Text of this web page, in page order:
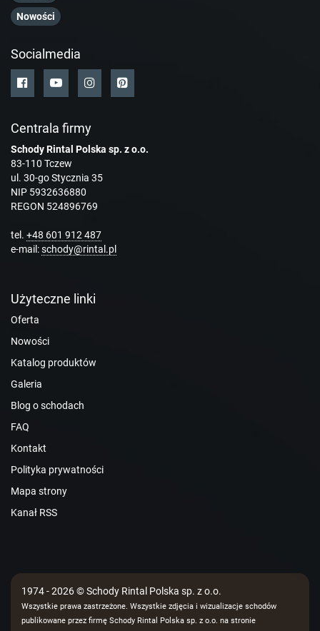
Nowości
Socialmedia
Centrala firmy
Schody Rintal Polska sp. z o.o.
83-110 Tczew
ul. 30-go Stycznia 35
NIP 5932636880
REGON 524896769
tel. +48 601 912 487
e-mail:schody@rintal.pl
Użyteczne linki
Oferta
Nowości
Katalog produktów
Galeria
Blog o schodach
FAQ
Kontakt
Polityka prywatności
Mapa strony
Kanał RSS
1974 - 2026 © Schody Rintal Polska sp. z o.o.
Wszystkie prawa zastrzeżone. Wszystkie zdjęcia i wizualizacje schodów
publikowane przez firmę Schody Rintal Polska sp. z o.o. na stronie